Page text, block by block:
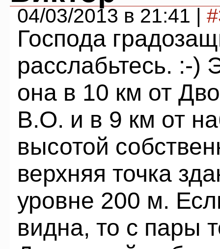
04/03/2013 в 21:41 |
Господа
расслабьтесь. :-)
она в 10 км от
В.О. и в 9 км от
высотой
верхняя точка
уровне 200 м.
видна, то с пары